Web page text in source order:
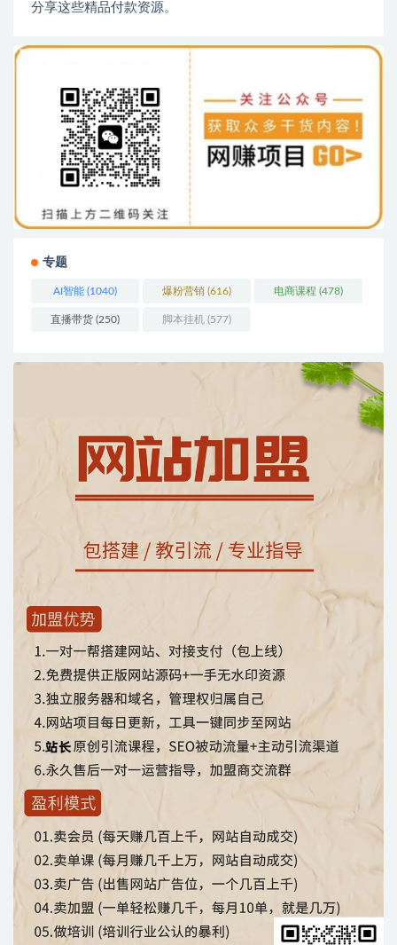
分享这些精品付款资源。
专题
AI智能 (1040) 爆粉营销 (616) 电商课程 (478)
直播带货 (250) 脚本挂机 (577)